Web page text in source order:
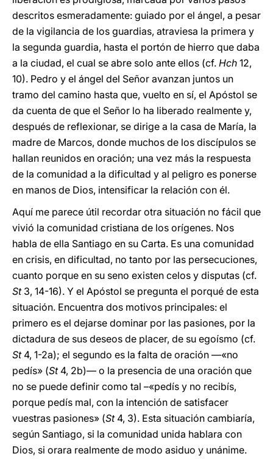
descritos esmeradamente: guiado por el ángel, a pesar
de la vigilancia de los guardias, atraviesa la primera y
la segunda guardia, hasta el portón de hierro que daba
a la ciudad, el cual se abre solo ante ellos (cf. Hch 12,
10). Pedro y el ángel del Señor avanzan juntos un
tramo del camino hasta que, vuelto en sí, el Apóstol se
da cuenta de que el Señor lo ha liberado realmente y,
después de reflexionar, se dirige a la casa de María, la
madre de Marcos, donde muchos de los discípulos se
hallan reunidos en oración; una vez más la respuesta
de la comunidad a la dificultad y al peligro es ponerse
en manos de Dios, intensificar la relación con él.
Aquí me parece útil recordar otra situación no fácil que
vivió la comunidad cristiana de los orígenes. Nos
habla de ella Santiago en su Carta. Es una comunidad
en crisis, en dificultad, no tanto por las persecuciones,
cuanto porque en su seno existen celos y disputas (cf.
St3, 14-16). Y el Apóstol se pregunta el porqué de esta
situación. Encuentra dos motivos principales: el
primero es el dejarse dominar por las pasiones, por la
dictadura de sus deseos de placer, de su egoísmo (cf.
St4, 1-2a); el segundo es la falta de oración —«no
pedís» (St4, 2b)— o la presencia de una oración que
no se puede definir como tal –«pedís y no recibís,
porque pedís mal, con la intención de satisfacer
vuestras pasiones» (St 4, 3). Esta situación cambiaría,
según Santiago, si la comunidad unida hablara con
Dios, si orara realmente de modo asiduo y unánime.